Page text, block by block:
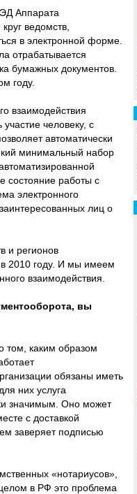
Аппарата
ведомств,
в электронной форме.
отрабатывается
бумажных документов.
году.
взаимодействия
человеку, с
автоматически
минимальный набор
состояние работы с
электронного
лиц о
и регионов
в 2010 году. И мы имеем
взаимодействия.
вы
том, каким образом
обязаны иметь
них услуга
значимым. Оно может
с доставкой
заверяет подписью
«нотариусов»,
в РФ это проблема